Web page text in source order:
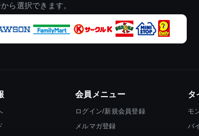
ら選択できます。
会員メニュー
ログイン/新規会員登録
メルマガ登録
タ
モ
バ